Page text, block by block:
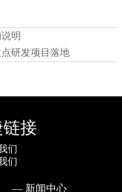
明
研发项目落地
接
们
们
— ㅤ新闻中心